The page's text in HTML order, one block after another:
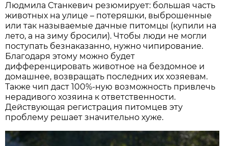
Людмила Станкевич резюмирует: большая часть
животных на улице – потеряшки, выброшенные
или так называемые дачные питомцы (купили на
лето, а на зиму бросили). Чтобы люди не могли
поступать безнаказанно, нужно чипирование.
Благодаря этому можно будет
дифференцировать животное на бездомное и
домашнее, возвращать последних их хозяевам.
Также чип даст 100%-ную возможность привлечь
нерадивого хозяина к ответственности.
Действующая регистрация питомцев эту
проблему решает значительно хуже.